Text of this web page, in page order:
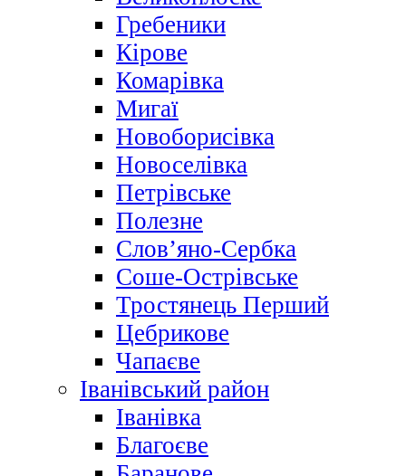
Гребеники
Кірове
Комарівка
Мигаї
Новоборисівка
Новоселівка
Петрівське
Полезне
Слов’яно-Сербка
Соше-Острівське
Тростянець Перший
Цебрикове
Чапаєве
Іванівський район
Іванівка
Благоєве